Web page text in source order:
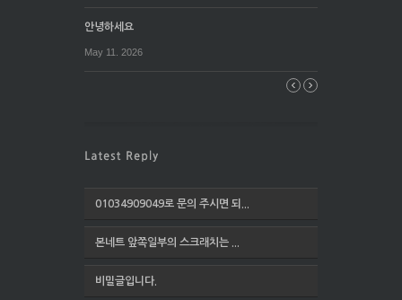
안녕하세요
May 11. 2026
01034909049로 문의 주시면 되...
본네트 앞쪽일부의 스크래치는 ...
비밀글입니다.